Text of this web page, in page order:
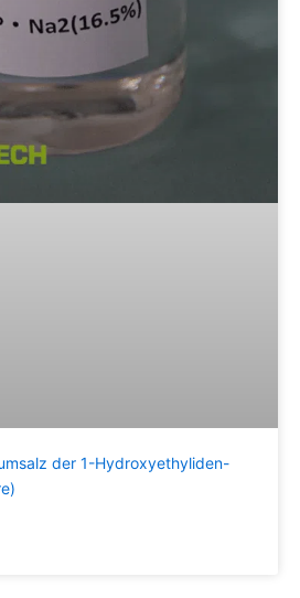
der 1-Hydroxyethyliden-